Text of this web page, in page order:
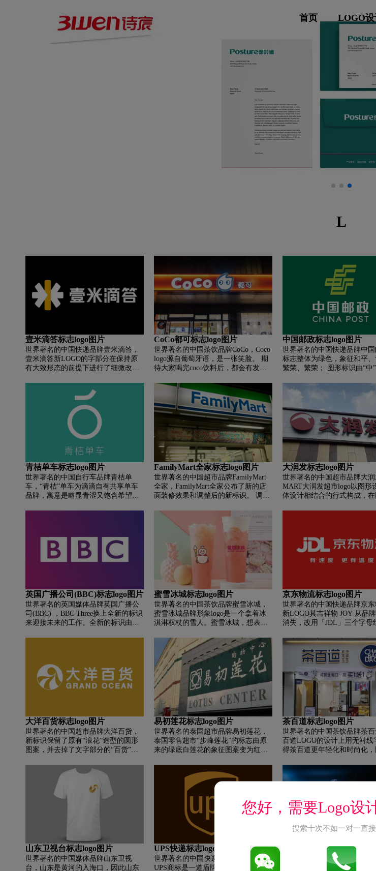
首页 LOGO
L
壹米滴答标志logo图片
世界著名的中国快递品牌壹米滴答，
壹米滴答新LOGO的字部分在保持原
有大致形态的前提下进行了细微改变,
的稳重感,而升级后更加方正的字体设
计更带给客户以强烈的安全可信
感。"米” 字变化较大,优化后采用了辅
助箭头,和图形标遥相呼应,暗示着源自
壹米滴答的力量正不断涌现,进而保证
壹米滴答货物的平稳运输,不断发展。
CoCo都可标志logo图片
世界著名的中国茶饮品牌CoCo，Coco
logo源自葡萄牙语，是一张笑脸。 期
待大家喝完coco饮料后，都会有发自
心，coco始终保持热情和活力，坚持
品质和服务，创新调整饮品，升级空
间，在世界各地寻找纯食材，在当地
探索和购买新鲜， 运用巧妇的饮品创
新，结合不同食材调整裂痕，为顾客
带来“纯正幸福”的美好体验，将杯子
的正能量传递给世界，点亮每个人的
生活。
中国邮政标志logo图片
世界著名的中国快递品牌中国
标志整体为绿色，象征和平、
繁荣、繁荣； 图形标识由“中
了翅膀的形状，让人联想到“
信”的形象隐喻——古代 信息
业宗旨和快速、准确、安全、
在的企业形象； 中国邮政标
洁有力，主要由水平直线平
成，代表秩序，向四面八方
略微向右倾斜，呈现方向感
感；
青桔单车标志logo图片
世界著名的中国自行车品牌青桔单
车，“青桔”单车为滴滴自有共享单车
品牌，寓意是略显青涩又饱含希望的
FamilyMart全家标志logo图片
世界著名的中国超市品牌FamilyMart
全家，FamilyMart全家公布了新的店
面装修效果和调整后的新标识。 调整
下绿蓝线条，而是将两条线分开作为
Logo的图案部分。 同时，绿蓝色块的
粗细比例将调整为一致，文字继续沿
用旧logo中的字体。 颜色方面，调整
后的新logo颜色亮度有所降低，小面
积的绿色配蓝色更加和谐现代。
大润发标志logo图片
世界著名的中国超市品牌大润
MART大润发超市logo以图形
体设计相结合的行式构成，在
现手法构成，以繁体字的形式
体设计，使其能够更加饱满、
也使得整款标志在视觉感受上
的清爽，两种色彩搭配在一起
出了标志的耀眼，同时也强调
的稳重、大气。
英国广播公司(BBC)标志logo图片
世界著名的英国媒体品牌英国广播公
司(BBC) ，BBC Three换上全新的标识
来迎接未来的工作。全新的标识由罗
现在BBC III。
蜜雪冰城标志logo图片
世界著名的中国茶饮品牌蜜雪冰城，
蜜雪冰城品牌形象logo是一个拿着冰
淇淋权杖的雪人。蜜雪冰城，想表达
性的形象，就是一个雪人，并且是冰
雪世界的不可缺少的存在也是冰雪世
界里的王，形象上的升级以及品牌人
格化画像更具象，使得品牌形象更深
入人心让人印象深刻。
京东物流标志logo图片
世界著名的中国快递品牌京东
新LOGO其吉祥物 JOY 从品
消失，改用「JDL」三个字母
的首字母缩写，而「L」则代
流、链接、引领、简捷、爱等
除了「JDL」，「京东物流」
字体与前不久京东数科更新的
一样，都使用了其品牌字体。
大洋百货标志logo图片
世界著名的中国超市品牌大洋百货，
新标识保留了原有“浪花”造型的圆形
图案，并去掉了文字部分的“百货”二
标”字体的新字体设计 该图以垂直方
式。 同时，新形象的标准颜色也由红
色变为金色。 “新海洋”将向多元化、
立体化、体验化转变，以消费需求迭
易初莲花标志logo图片
世界著名的泰国超市品牌易初莲花，
泰国零售超市“步峰莲花”的标志由原
来的绿底白莲花的象征图案变为红底
大集团在泰国被称为“步峰集团”。
茶百道标志logo图片
世界著名的中国茶饮品牌茶
百道LOGO的设计上用无衬线
得茶百道更年轻化和时尚化
中下不规则排列，区别于当下
整的图形标志。升级后的蓝色
悉的，这只叫丁丁猫的熊猫IP
灵动，活泼可爱，在蓝色的
从市面上形态各异、林林总总
众生相中脱颖而出，有着独有
山东卫视台标志logo图片
世界著名的中国媒体品牌山东卫视
台，山东是黄河的入海口，因此山东
UPS快递标志logo图片
世界著名的中国快递品牌UPS快递，
UPS商标是一道盾牌，寓意安全、快
SKY英国天空电视台标志
世界著名的英国媒体品牌SKY
您好，需要Logo设
搜索十次不如一对一直